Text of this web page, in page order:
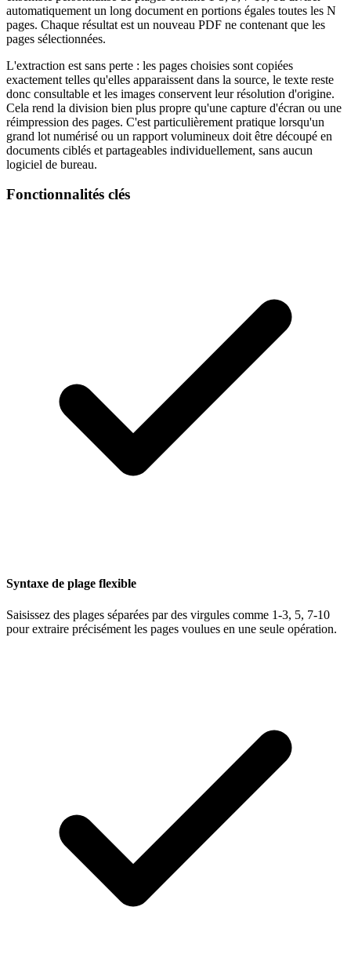
automatiquement un long document en portions égales toutes les N
pages. Chaque résultat est un nouveau PDF ne contenant que les
pages sélectionnées.
L'extraction est sans perte : les pages choisies sont copiées
exactement telles qu'elles apparaissent dans la source, le texte reste
donc consultable et les images conservent leur résolution d'origine.
Cela rend la division bien plus propre qu'une capture d'écran ou une
réimpression des pages. C'est particulièrement pratique lorsqu'un
grand lot numérisé ou un rapport volumineux doit être découpé en
documents ciblés et partageables individuellement, sans aucun
logiciel de bureau.
Fonctionnalités clés
Syntaxe de plage flexible
Saisissez des plages séparées par des virgules comme 1-3, 5, 7-10
pour extraire précisément les pages voulues en une seule opération.